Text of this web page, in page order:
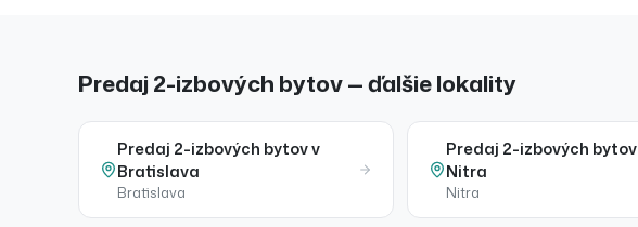
Predaj 2-izbových bytov — ďalšie lokality
Predaj 2-izbových bytovv
Bratislava
Bratislava
Predaj 2-izbových bytov
Nitra
Nitra